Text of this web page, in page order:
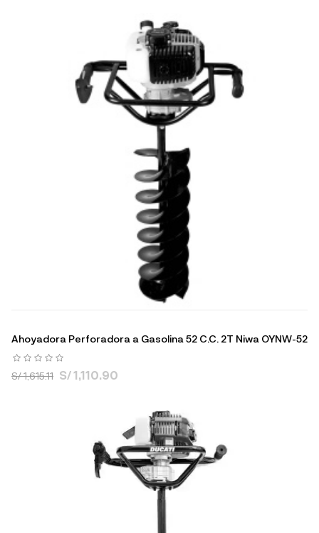
Ahoyadora Perforadora a Gasolina 52 C.C. 2T Niwa OYNW-52
S/ 1,615.11 S/ 1,110.90